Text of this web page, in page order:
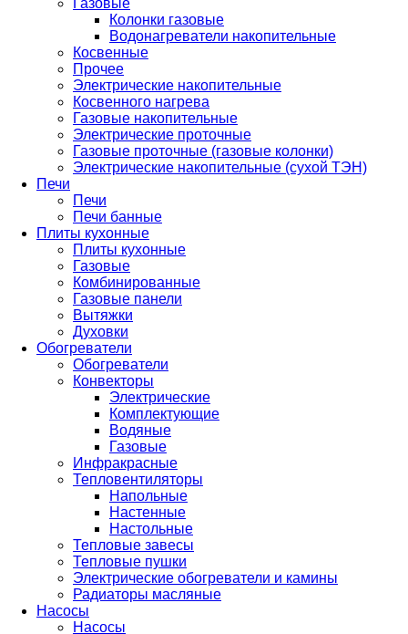
Газовые
Колонки газовые
Водонагреватели накопительные
Косвенные
Прочее
Электрические накопительные
Косвенного нагрева
Газовые накопительные
Электрические проточные
Газовые проточные (газовые колонки)
Электрические накопительные (сухой ТЭН)
Печи
Печи
Печи банные
Плиты кухонные
Плиты кухонные
Газовые
Комбинированные
Газовые панели
Вытяжки
Духовки
Обогреватели
Обогреватели
Конвекторы
Электрические
Комплектующие
Водяные
Газовые
Инфракрасные
Тепловентиляторы
Напольные
Настенные
Настольные
Тепловые завесы
Тепловые пушки
Электрические обогреватели и камины
Радиаторы масляные
Насосы
Насосы